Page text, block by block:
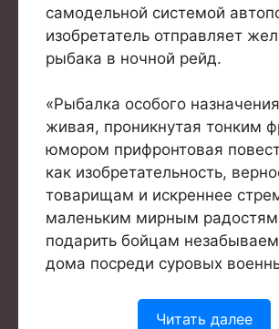
самодельной системой
изобретатель отправляет
рыбака в ночной рейд.
«Рыбалка особого
живая, проникнутая тонким
юмором прифронтовая
как изобретательность,
товарищам и искреннее
маленьким мирным
подарить бойцам
дома посреди суровых
Читать далее